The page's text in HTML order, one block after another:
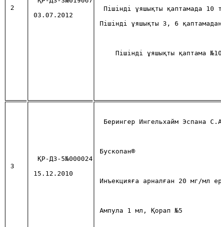
2
03.07.2012
Пішінді ұяшықты қаптамада 10
Пішінді ұяшықты 3, 6
Пішінді ұяшықты қаптама
3
ҚР-ДЗ-5№000024
15.12.2010
Берингер Ингельхайм Эспана
Бускопан®
Инъекцияға арналған 20 мг/мл
Ампула 1 мл, Қорап №5